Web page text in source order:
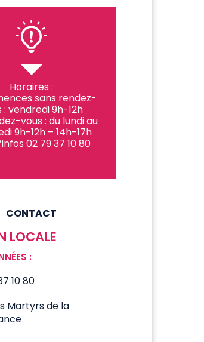
Horaires :
sans rendez-
: vendredi 9h-12h
vous : du lundi au
9h-12h – 14h-17h
02 79 37 10 80
CONTACT
LOCALE
:
10 80
Martyrs de la